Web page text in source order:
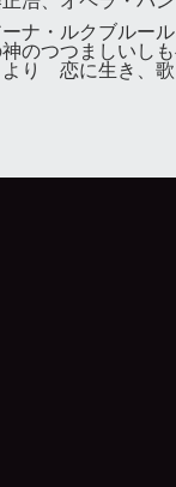
ーナ・ルクブルー
のつつましいし
より 恋に生き